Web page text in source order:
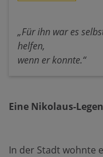
„Für ihn war es
helfen,
wenn er konnte.“
Eine Nikolaus-
In der Stadt wohnte